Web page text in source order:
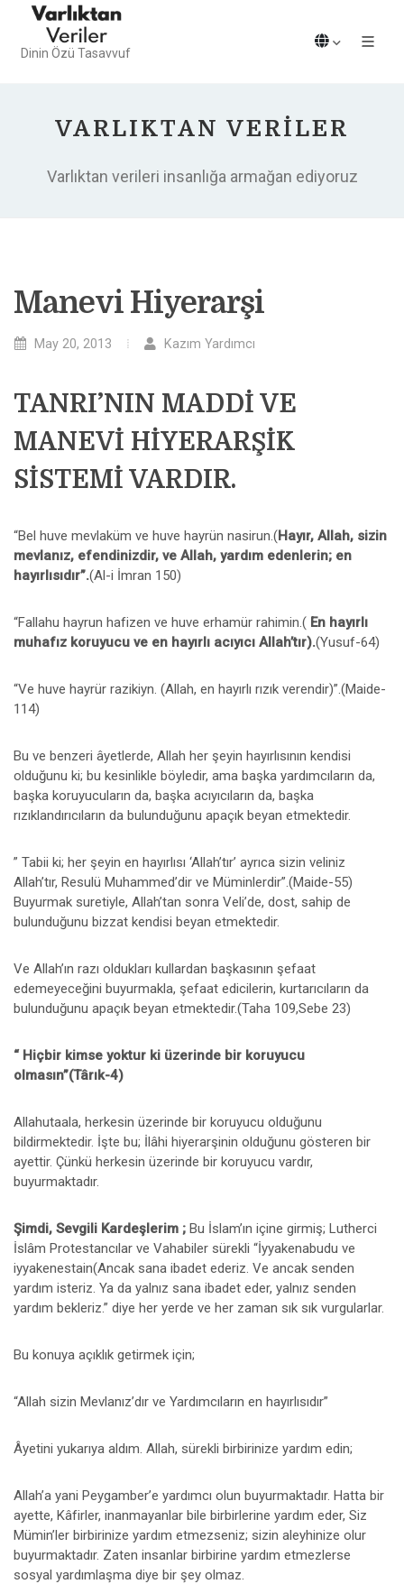
Dinin Özü Tasavvuf
VARLIKTAN VERILER
Varlıktan verileri insanlığa armağan ediyoruz
Manevi Hiyerarşi
May 20, 2013 Kazım Yardımcı
TANRI’NIN MADDİ VE
MANEVİ HİYERARŞİK
SİSTEMİ VARDIR.
“Bel huve mevlaküm ve huve hayrün nasirun.(Hayır, Allah, sizin
mevlanız, efendinizdir, ve Allah, yardım edenlerin; en
hayırlısıdır”.(Al-i İmran 150)
“Fallahu hayrun hafizen ve huve erhamür rahimin.( En hayırlı
muhafız koruyucu ve en hayırlı acıyıcı Allah’tır).(Yusuf-64)
“Ve huve hayrür razikiyn. (Allah, en hayırlı rızık verendir)”.(Maide-
114)
Bu ve benzeri âyetlerde, Allah her şeyin hayırlısının kendisi
olduğunu ki; bu kesinlikle böyledir, ama başka yardımcıların da,
başka koruyucuların da, başka acıyıcıların da, başka
rızıklandırıcıların da bulunduğunu apaçık beyan etmektedir.
” Tabii ki; her şeyin en hayırlısı ‘Allah’tır’ ayrıca sizin veliniz
Allah’tır, Resulü Muhammed’dir ve Müminlerdir”.(Maide-55)
Buyurmak suretiyle, Allah’tan sonra Veli’de, dost, sahip de
bulunduğunu bizzat kendisi beyan etmektedir.
Ve Allah’ın razı oldukları kullardan başkasının şefaat
edemeyeceğini buyurmakla, şefaat edicilerin, kurtarıcıların da
bulunduğunu apaçık beyan etmektedir.(Taha 109,Sebe 23)
“ Hiçbir kimse yoktur ki üzerinde bir koruyucu
olmasın”(Târık-4)
Allahutaala, herkesin üzerinde bir koruyucu olduğunu
bildirmektedir. İşte bu; İlâhi hiyerarşinin olduğunu gösteren bir
ayettir. Çünkü herkesin üzerinde bir koruyucu vardır,
buyurmaktadır.
Şimdi, Sevgili Kardeşlerim ; Bu İslam’ın içine girmiş; Lutherci
İslâm Protestancılar ve Vahabiler sürekli “İyyakenabudu ve
iyyakenestain(Ancak sana ibadet ederiz. Ve ancak senden
yardım isteriz. Ya da yalnız sana ibadet eder, yalnız senden
yardım bekleriz.” diye her yerde ve her zaman sık sık vurgularlar.
Bu konuya açıklık getirmek için;
“Allah sizin Mevlanız’dır ve Yardımcıların en hayırlısıdır”
Âyetini yukarıya aldım. Allah, sürekli birbirinize yardım edin;
Allah’a yani Peygamber’e yardımcı olun buyurmaktadır. Hatta bir
ayette, Kâfirler, inanmayanlar bile birbirlerine yardım eder, Siz
Mümin’ler birbirinize yardım etmezseniz; sizin aleyhinize olur
buyurmaktadır. Zaten insanlar birbirine yardım etmezlerse
sosyal yardımlaşma diye bir şey olmaz.